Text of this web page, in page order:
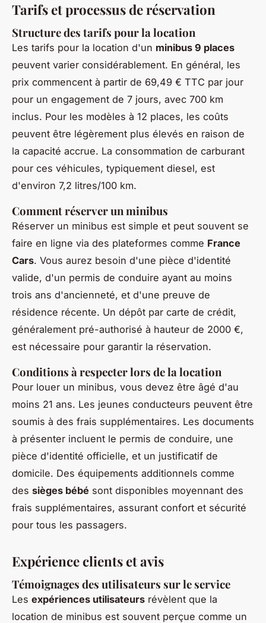
Tarifs et processus de réservation
Structure des tarifs pour la location
Les tarifs pour la location d'un minibus 9 places
peuvent varier considérablement. En général, les
prix commencent à partir de 69,49 € TTC par jour
pour un engagement de 7 jours, avec 700 km
inclus. Pour les modèles à 12 places, les coûts
peuvent être légèrement plus élevés en raison de
la capacité accrue. La consommation de carburant
pour ces véhicules, typiquement diesel, est
d'environ 7,2 litres/100 km.
Comment réserver un minibus
Réserver un minibus est simple et peut souvent se
faire en ligne via des plateformes comme France
Cars. Vous aurez besoin d'une pièce d'identité
valide, d'un permis de conduire ayant au moins
trois ans d'ancienneté, et d'une preuve de
résidence récente. Un dépôt par carte de crédit,
généralement pré-authorisé à hauteur de 2000 €,
est nécessaire pour garantir la réservation.
Conditions à respecter lors de la location
Pour louer un minibus, vous devez être âgé d'au
moins 21 ans. Les jeunes conducteurs peuvent être
soumis à des frais supplémentaires. Les documents
à présenter incluent le permis de conduire, une
pièce d'identité officielle, et un justificatif de
domicile. Des équipements additionnels comme
des sièges bébé sont disponibles moyennant des
frais supplémentaires, assurant confort et sécurité
pour tous les passagers.
Expérience clients et avis
Témoignages des utilisateurs sur le service
Les expériences utilisateurs révèlent que la
location de minibus est souvent perçue comme un